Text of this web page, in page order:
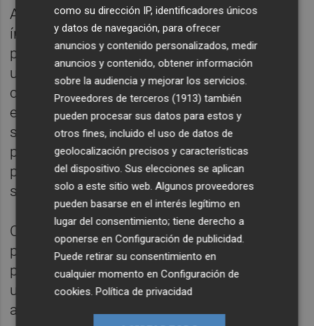
Además, el nuevo procedimiento será
íntegramente telemático e incluirá la
posibilidad de facilitar el acceso a los
usuarios que no dispongan de
conocimientos o medios. Por otro lado, se
establece una fase extraordinaria para los
solicitantes que no han obtenido plaza en el
procedimiento ordinario y una fase continua
para mejorar la gestión de la escolarización
sobrevenida.
Con este decreto que se aprobará en el
pleno de Consell se facilita el acceso al
procedimiento de admisión para los
usuarios, se consigue un trámite
administrativo eficaz y seguro y se asegura
como su dirección IP, identificadores únicos
y datos de navegación, para ofrecer
anuncios y contenido personalizados, medir
anuncios y contenido, obtener información
sobre la audiencia y mejorar los servicios.
Proveedores de terceros (1913) también
pueden procesar sus datos para estos y
otros fines, incluido el uso de datos de
geolocalización precisos y características
del dispositivo. Sus elecciones se aplican
solo a este sitio web. Algunos proveedores
pueden basarse en el interés legítimo en
lugar del consentimiento; tiene derecho a
oponerse enConfiguración de publicidad.
Puede retirar su consentimiento en
cualquier momento enConfiguración de
cookies.Política de privacidad